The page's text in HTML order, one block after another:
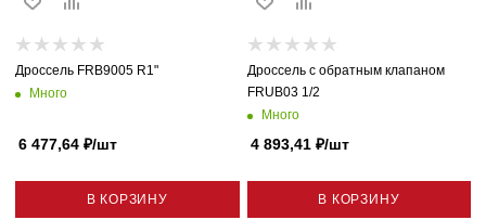
Дроссель FRB9005 R1"
Много
6 477,64 ₽/шт
В КОРЗИНУ
Дроссель с обратным клапаном
FRUB03 1/2
Много
4 893,41₽/шт
В КОРЗИНУ